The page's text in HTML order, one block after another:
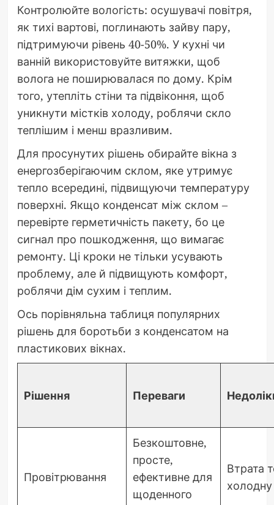
Контролюйте вологість: осушувачі повітря,
як тихі вартові, поглинають зайву пару,
підтримуючи рівень 40-50%. У кухні чи
ванній використовуйте витяжки, щоб
волога не поширювалася по дому. Крім
того, утепліть стіни та підвіконня, щоб
уникнути містків холоду, роблячи скло
теплішим і менш вразливим.
Для просунутих рішень обирайте вікна з
енергозберігаючим склом, яке утримує
тепло всередині, підвищуючи температуру
поверхні. Якщо конденсат між склом –
перевірте герметичність пакету, бо це
сигнал про пошкодження, що вимагає
ремонту. Ці кроки не тільки усувають
проблему, але й підвищують комфорт,
роблячи дім сухим і теплим.
Ось порівняльна таблиця популярних
рішень для боротьби з конденсатом на
пластикових вікнах.
Рішення Переваги
Провітрювання
Безкоштовне,
просте,
ефективне для
щоденного
Втрата